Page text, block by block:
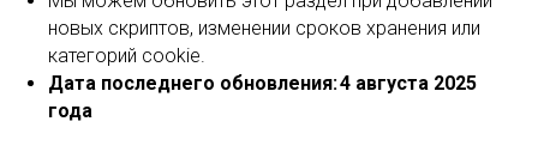
новых скриптов, изменении сроков хранения или
категорий cookie.
Дата последнего обновления:4 августа 2025
года